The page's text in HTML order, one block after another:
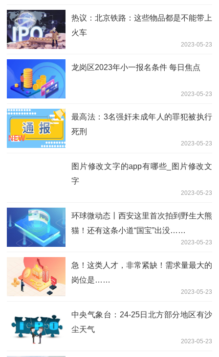
热议：北京铁路：这些物品都是不能带上
火车
2023-05-23
龙岗区2023年小一报名条件 每日焦点
2023-05-23
最高法：3名强奸未成年人的罪犯被执行
死刑
2023-05-23
图片修改文字的app有哪些_图片修改文
字
2023-05-23
环球微动态丨西安这里首次拍到野生大熊
猫！还有这条小道“国宝”出没……
2023-05-23
急！这类人才，非常紧缺！需求量最大的
岗位是……
2023-05-23
中央气象台：24-25日北方部分地区有沙
尘天气
2023-05-23